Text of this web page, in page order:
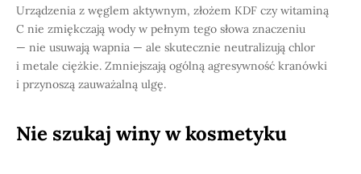
Urządzenia z węglem aktywnym, złożem KDF czy witaminą
C nie zmiękczają wody w pełnym tego słowa znaczeniu
— nie usuwają wapnia — ale skutecznie neutralizują chlor
i metale ciężkie. Zmniejszają ogólną agresywność kranówki
i przynoszą zauważalną ulgę.
Nie szukaj winy w kosmetyku